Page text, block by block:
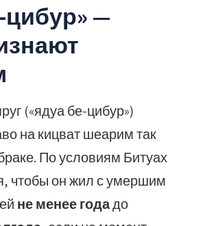
цибур» —
(«ядуа бе-цибур»)
на кицват шеарим так
По условиям Битуах
чтобы он жил с умершим
не менее годадо